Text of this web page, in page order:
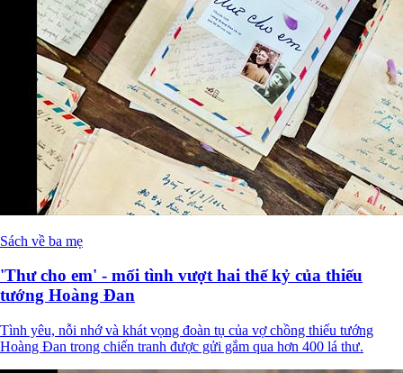
Sách về ba mẹ
'Thư cho em' - mối tình vượt hai thế kỷ của thiếu
tướng Hoàng Đan
Tình yêu, nỗi nhớ và khát vọng đoàn tụ của vợ chồng thiếu tướng
Hoàng Đan trong chiến tranh được gửi gắm qua hơn 400 lá thư.